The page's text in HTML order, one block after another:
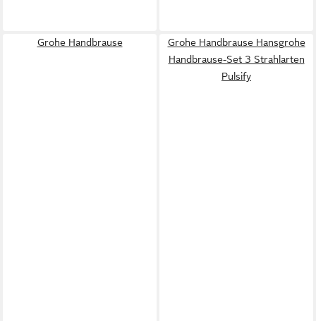
Grohe Handbrause
Grohe Handbrause Hansgrohe
Handbrause-Set 3 Strahlarten
Pulsify